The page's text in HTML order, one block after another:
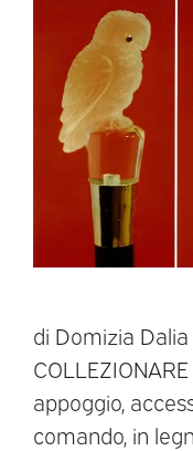
di Domizia
appoggio,
comando, in